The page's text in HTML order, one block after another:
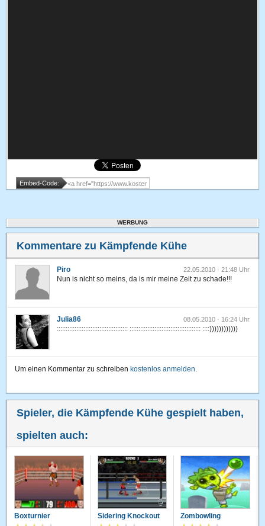
Embed-Code:
WERBUNG
Kommentare zu Kämpfende Kühe
Piro 22.05.2010 · 21:48 Uhr
Nun is nicht so meins, da is mir meine Zeit zu schade!!!
Julia86 08.05.2010 · 16:24 Uhr
:::::::::::::::::::::::::::::::::::::::: :::::::::::::::::::::::::::::::::::::::: ::::))))))))))))
Um einen Kommentar zu schreiben kostenlos anmelden.
Spieler, die Kämpfende Kühe gespielt haben,
spielten auch:
Boxturnier Sidering Knockout Zombowling